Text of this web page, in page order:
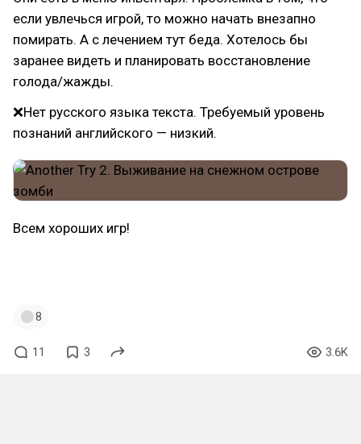
если увлечься игрой, то можно начать внезапно
помирать. А с лечением тут беда. Хотелось бы
заранее видеть и планировать восстановление
голода/жажды.
❌Нет русского языка текста. Требуемый уровень
познаний английского — низкий.
Всем хороших игр!
8
11 3 3.6K